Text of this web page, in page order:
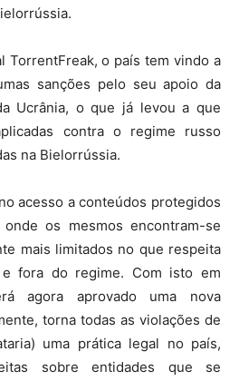
TorrentFreak, o país tem vindo a
sanções pelo seu apoio da
Ucrânia, o que já levou a que
contra o regime russo
na Bielorrússia.
acesso a conteúdos protegidos
os mesmos encontram-se
mais limitados no que respeita
fora do regime. Com isto em
agora aprovado uma nova
torna todas as violações de
uma prática legal no país,
sobre entidades que se